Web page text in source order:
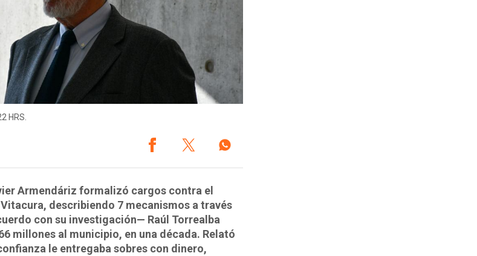
HRS.
Armendáriz formalizó cargos contra el
describiendo 7 mecanismos a través
con su investigación— Raúl Torrealba
millones al municipio, en una década. Relató
le entregaba sobres con dinero,